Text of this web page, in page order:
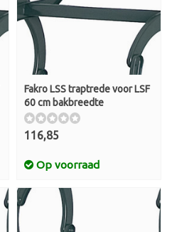
Fakro LSS traptrede voor LSF
60 cm bakbreedte
116,85
Op voorraad